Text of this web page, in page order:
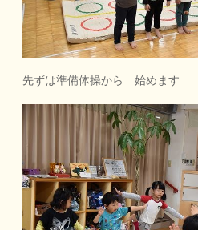
先ずは準備体操から 始めます